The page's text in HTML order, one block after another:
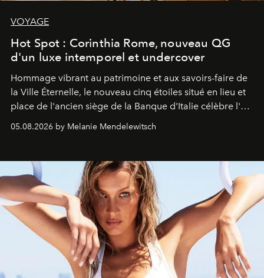
VOYAGE
Hot Spot : Corinthia Rome, nouveau QG
d'un luxe intemporel et undercover
Hommage vibrant au patrimoine et aux savoirs-faire de
la Ville Éternelle, le nouveau cinq étoiles situé en lieu et
place de l'ancien siège de la Banque d'Italie célèbre l'art
05.08.2026 by Melanie Mendelewitsch